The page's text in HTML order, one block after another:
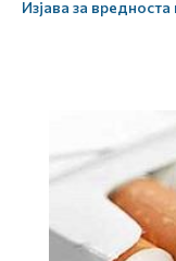
Изјава за